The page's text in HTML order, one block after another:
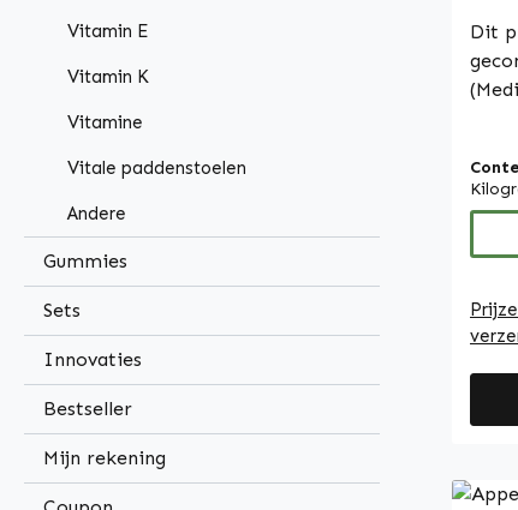
Vitamin E
Vitamin K
Vitamine
Vitale paddenstoelen
Andere
Gummies
Sets
Innovaties
Bestseller
Mijn rekening
Dit
kan
Germany